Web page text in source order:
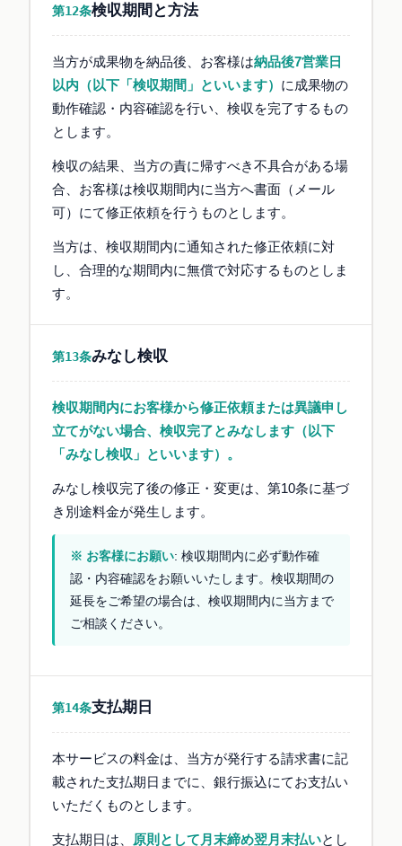
第12条検収期間と方法
当方が成果物を納品後、お客様は納品後7営業日
以内（以下「検収期間」といいます） に成果物の
動作確認・内容確認を行い、検収を完了するもの
とします。
検収の結果、当方の責に帰すべき不具合がある場
合、お客様は検収期間内に当方へ書面（メール
可）にて修正依頼を行うものとします。
当方は、検収期間内に通知された修正依頼に対
し、合理的な期間内に無償で対応するものとしま
す。
第13条みなし検収
検収期間内にお客様から修正依頼または異議申し
立てがない場合、検収完了とみなします（以下
「みなし検収」といいます）。
みなし検収完了後の修正・変更は、第10条に基づ
き別途料金が発生します。
※ お客様にお願い: 検収期間内に必ず動作確
認・内容確認をお願いいたします。検収期間の
延長をご希望の場合は、検収期間内に当方まで
ご相談ください。
第14条支払期日
本サービスの料金は、当方が発行する請求書に記
載された支払期日までに、銀行振込にてお支払い
いただくものとします。
支払期日は、 原則として月末締め翌月末払いとし